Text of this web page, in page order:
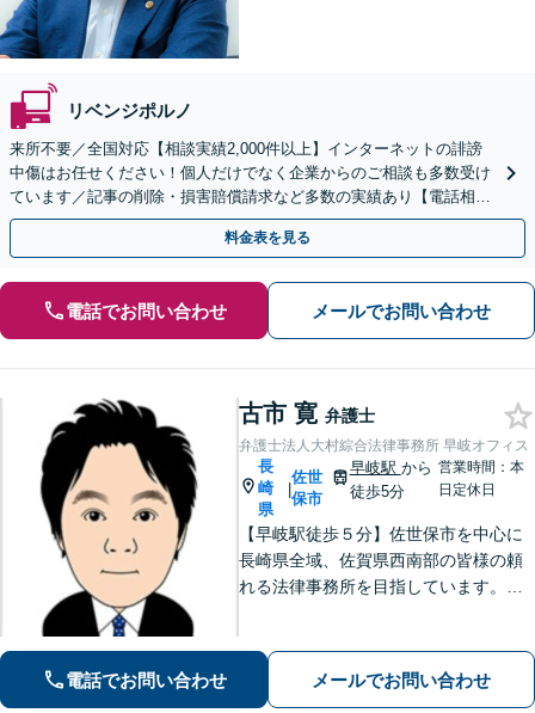
リベンジポルノ
来所不要／全国対応【相談実績2,000件以上】インターネットの誹謗
中傷はお任せください！個人だけでなく企業からのご相談も多数受け
ています／記事の削除・損害賠償請求など多数の実績あり【電話相談
可】【初回相談無料】【夜間休日面談可】
料金表を見る
電話でお問い合わせ メールでお問い合わせ
古市 寛 弁護士
弁護士法人大村綜合法律事務所 早岐オフィス
長
崎
県
|
佐世
保市
早岐駅 から
徒歩5分
営業時間：本
日定休日
【早岐駅徒歩５分】佐世保市を中心に
長崎県全域、佐賀県西南部の皆様の頼
れる法律事務所を目指しています。相
います。早期解決には、早めのご相談
が肝要です。
電話でお問い合わせ メールでお問い合わせ